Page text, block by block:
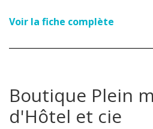
Voir la fiche complète
Boutique Plein
d'Hôtel et cie